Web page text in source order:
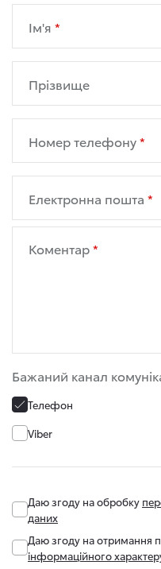
Ім'я
Прізвище
Номер телефону
Електронна пошта
Коментар
Бажаний канал
Телефон
Viber
Даю згоду на обробку
даних
Даю згоду на отримання
інформаційного